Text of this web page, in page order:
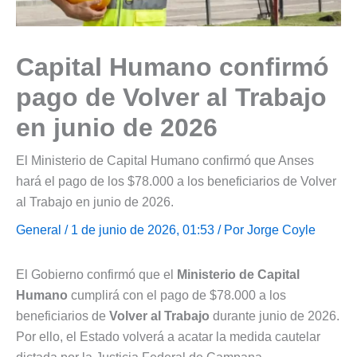
Capital Humano confirmó
pago de Volver al Trabajo
en junio de 2026
El Ministerio de Capital Humano confirmó que Anses
hará el pago de los $78.000 a los beneficiarios de Volver
al Trabajo en junio de 2026.
General / 1 de junio de 2026, 01:53 / Por Jorge Coyle
El Gobierno confirmó que el
Ministerio de Capital
Humano cumplirá con el pago de $78.000 a los
beneficiarios de Volver al Trabajo durante junio de 2026.
Por ello, el Estado volverá a acatar la medida cautelar